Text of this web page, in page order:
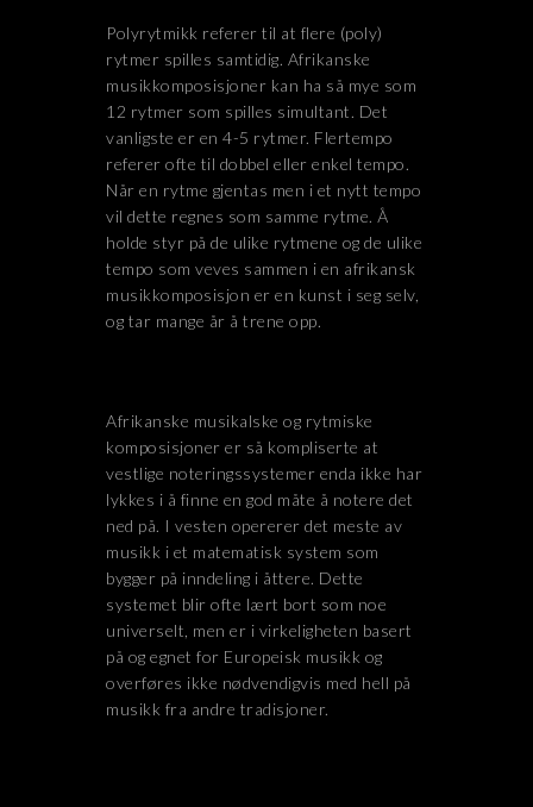
Polyrytmikk referer til at flere (poly)
rytmer spilles samtidig. Afrikanske
musikkomposisjoner kan ha så mye som
12 rytmer som spilles simultant. Det
vanligste er en 4-5 rytmer. Flertempo
referer ofte til dobbel eller enkel tempo.
Når en rytme gjentas men i et nytt tempo
vil dette regnes som samme rytme. Å
holde styr på de ulike rytmene og de ulike
tempo som veves sammen i en afrikansk
musikkomposisjon er en kunst i seg selv,
og tar mange år å trene opp.
Afrikanske musikalske og rytmiske
komposisjoner er så kompliserte at
vestlige noteringssystemer enda ikke har
lykkes i å finne en god måte å notere det
ned på. I vesten opererer det meste av
musikk i et matematisk system som
bygger på inndeling i åttere. Dette
systemet blir ofte lært bort som noe
universelt, men er i virkeligheten basert
på og egnet for Europeisk musikk og
overføres ikke nødvendigvis med hell på
musikk fra andre tradisjoner.